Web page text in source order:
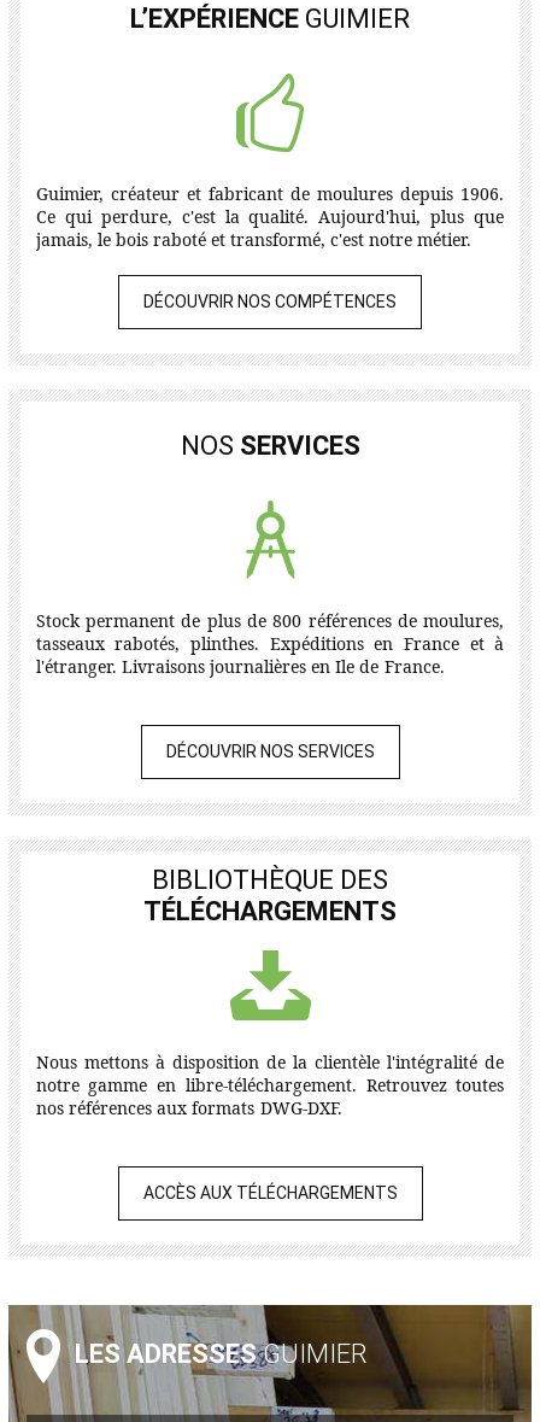
L’EXPÉRIENCE GUIMIER
Guimier, créateur et fabricant de moulures depuis 1906.
Ce qui perdure, c'est la qualité. Aujourd'hui, plus que
jamais, le bois raboté et transformé, c'est notre métier.
DÉCOUVRIR NOS COMPÉTENCES
NOS SERVICES
Stock permanent de plus de 800 références de moulures,
tasseaux rabotés, plinthes. Expéditions en France et à
l'étranger. Livraisons journalières en Ile de France.
DÉCOUVRIR NOS SERVICES
BIBLIOTHÈQUE DES
TÉLÉCHARGEMENTS
Nous mettons à disposition de la clientèle l'intégralité de
notre gamme en libre-téléchargement. Retrouvez toutes
nos références aux formats DWG-DXF.
ACCÈS AUX TÉLÉCHARGEMENTS
LES ADRESSESGUIMIER